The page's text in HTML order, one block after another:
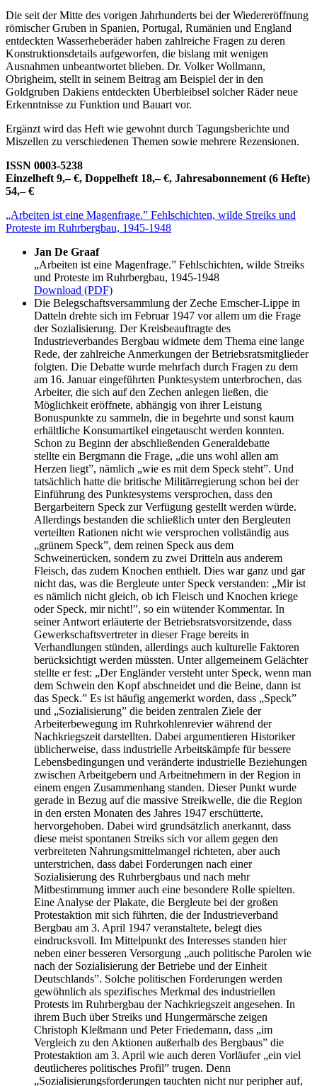
Die seit der Mitte des vorigen Jahrhunderts bei der Wiedereröffnung
römischer Gruben in Spanien, Portugal, Rumänien und England
entdeckten Wasserheberäder haben zahlreiche Fragen zu deren
Konstruktionsdetails aufgeworfen, die bislang mit wenigen
Ausnahmen unbeantwortet blieben. Dr. Volker Wollmann,
Obrigheim, stellt in seinem Beitrag am Beispiel der in den
Goldgruben Dakiens entdeckten Überbleibsel solcher Räder neue
Erkenntnisse zu Funktion und Bauart vor.
Ergänzt wird das Heft wie gewohnt durch Tagungsberichte und
Miszellen zu verschiedenen Themen sowie mehrere Rezensionen.
ISSN 0003-5238
Einzelheft 9,– €, Doppelheft 18,– €, Jahresabonnement (6 Hefte)
54,– €
„Arbeiten ist eine Magenfrage.” Fehlschichten, wilde Streiks und
Proteste im Ruhrbergbau, 1945-1948
Jan De Graaf
„Arbeiten ist eine Magenfrage.” Fehlschichten, wilde Streiks
und Proteste im Ruhrbergbau, 1945-1948
Download (PDF)
Die Belegschaftsversammlung der Zeche Emscher-Lippe in
Datteln drehte sich im Februar 1947 vor allem um die Frage
der Sozialisierung. Der Kreisbeauftragte des
Industrieverbandes Bergbau widmete dem Thema eine lange
Rede, der zahlreiche Anmerkungen der Betriebsratsmitglieder
folgten. Die Debatte wurde mehrfach durch Fragen zu dem
am 16. Januar eingeführten Punktesystem unterbrochen, das
Arbeiter, die sich auf den Zechen anlegen ließen, die
Möglichkeit eröffnete, abhängig von ihrer Leistung
Bonuspunkte zu sammeln, die in begehrte und sonst kaum
erhältliche Konsumartikel eingetauscht werden konnten.
Schon zu Beginn der abschließenden Generaldebatte
stellte ein Bergmann die Frage, „die uns wohl allen am
Herzen liegt”, nämlich „wie es mit dem Speck steht”. Und
tatsächlich hatte die britische Militärregierung schon bei der
Einführung des Punktesystems versprochen, dass den
Bergarbeitern Speck zur Verfügung gestellt werden würde.
Allerdings bestanden die schließlich unter den Bergleuten
verteilten Rationen nicht wie versprochen vollständig aus
„grünem Speck”, dem reinen Speck aus dem
Schweinerücken, sondern zu zwei Dritteln aus anderem
Fleisch, das zudem Knochen enthielt. Dies war ganz und gar
nicht das, was die Bergleute unter Speck verstanden: „Mir ist
es nämlich nicht gleich, ob ich Fleisch und Knochen kriege
oder Speck, mir nicht!”, so ein wütender Kommentar. In
seiner Antwort erläuterte der Betriebsratsvorsitzende, dass
Gewerkschaftsvertreter in dieser Frage bereits in
Verhandlungen stünden, allerdings auch kulturelle Faktoren
berücksichtigt werden müssten. Unter allgemeinem Gelächter
stellte er fest: „Der Engländer versteht unter Speck, wenn man
dem Schwein den Kopf abschneidet und die Beine, dann ist
das Speck.” Es ist häufig angemerkt worden, dass „Speck”
und „Sozialisierung” die beiden zentralen Ziele der
Arbeiterbewegung im Ruhrkohlenrevier während der
Nachkriegszeit darstellten. Dabei argumentieren Historiker
üblicherweise, dass industrielle Arbeitskämpfe für bessere
Lebensbedingungen und veränderte industrielle Beziehungen
zwischen Arbeitgebern und Arbeitnehmern in der Region in
einem engen Zusammenhang standen. Dieser Punkt wurde
gerade in Bezug auf die massive Streikwelle, die die Region
in den ersten Monaten des Jahres 1947 erschütterte,
hervorgehoben. Dabei wird grundsätzlich anerkannt, dass
diese meist spontanen Streiks sich vor allem gegen den
verbreiteten Nahrungsmittelmangel richteten, aber auch
unterstrichen, dass dabei Forderungen nach einer
Sozialisierung des Ruhrbergbaus und nach mehr
Mitbestimmung immer auch eine besondere Rolle spielten.
Eine Analyse der Plakate, die Bergleute bei der großen
Protestaktion mit sich führten, die der Industrieverband
Bergbau am 3. April 1947 veranstaltete, belegt dies
eindrucksvoll. Im Mittelpunkt des Interesses standen hier
neben einer besseren Versorgung „auch politische Parolen wie
nach der Sozialisierung der Betriebe und der Einheit
Deutschlands”. Solche politischen Forderungen werden
gewöhnlich als spezifisches Merkmal des industriellen
Protests im Ruhrbergbau der Nachkriegszeit angesehen. In
ihrem Buch über Streiks und Hungermärsche zeigen
Christoph Kleßmann und Peter Friedemann, dass „im
Vergleich zu den Aktionen außerhalb des Bergbaus” die
Protestaktion am 3. April wie auch deren Vorläufer „ein viel
deutlicheres politisches Profil” trugen. Denn
„Sozialisierungsforderungen tauchten nicht nur peripher auf,